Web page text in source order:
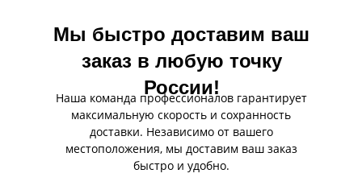
Мы быстро доставим ваш
заказ в любую точку
России!
Наша команда профессионалов гарантирует
максимальную скорость и сохранность
доставки. Независимо от вашего
местоположения, мы доставим ваш заказ
быстро и удобно.